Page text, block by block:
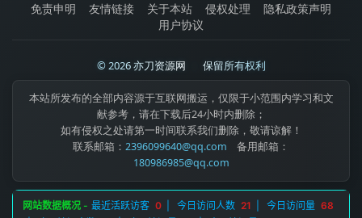
免责申明 友情链接 关于本站 侵权处理
隐私政策声明
用户协议
© 2026 亦刀资源网 保留所有权利
本站所发布的全部内容源于互联网搬运，仅限于小范围内学习和文
献参考，请在下载后24小时内删除；
如有侵权之处请第一时间联系我们删除，敬请谅解！
联系邮箱： 2396099640@qq.com 备用邮箱：
180986985@qq.com